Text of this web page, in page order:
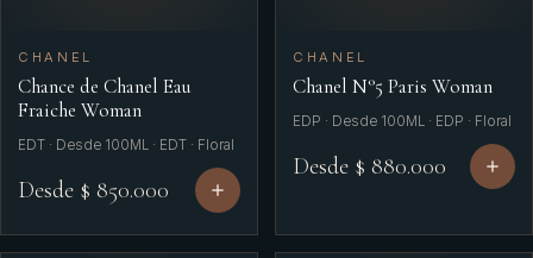
CHANEL
Chance de Chanel Eau
Fraiche Woman
EDT · Desde 100ML · EDT · Floral
Desde $ 850.000
CHANEL
Chanel N°5 Paris Woman
EDP · Desde 100ML · EDP · Floral
Desde $ 880.000